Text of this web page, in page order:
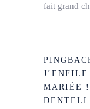
fait grand
MARIÉE